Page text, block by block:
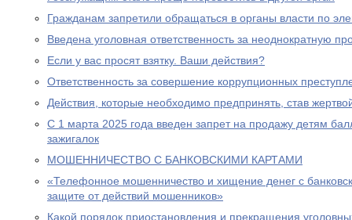
Гражданам запретили обращаться в органы власти по
Введена уголовная ответственность за неоднократную
Если у вас просят взятку. Ваши действия?
Ответственность за совершение коррупционных
Действия, которые необходимо предпринять, став
С 1 марта 2025 года введен запрет на продажу детям
зажигалок
МОШЕННИЧЕСТВО С БАНКОВСКИМИ КАРТАМИ
«Телефонное мошенничество и хищение денег с
защите от действий мошенников»
Какой порядок приостановления и прекращения